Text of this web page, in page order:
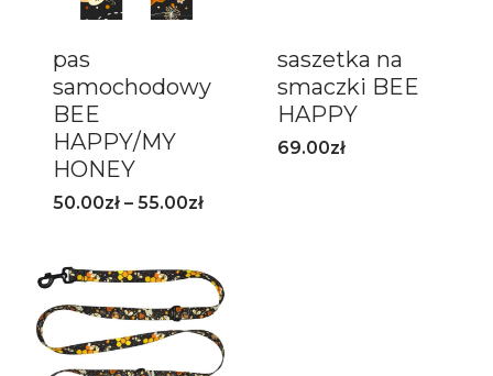
pas
samochodowy
BEE
HAPPY/MY
HONEY
50.00zł – 55.00zł
saszetka na
smaczki BEE
HAPPY
69.00zł